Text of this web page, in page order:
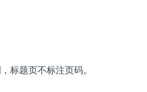
标题页不标注页码。